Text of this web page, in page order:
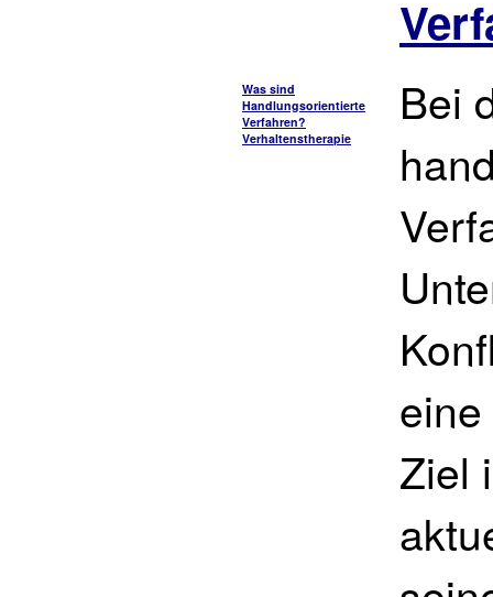
Was sind
Handlungsorientierte
Verfahren?
Verhaltenstherapie
Bei
Ziel